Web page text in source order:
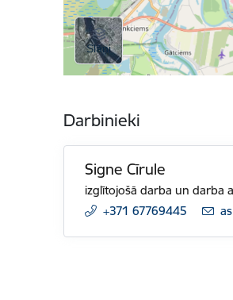
Darbinieki
Signe Cīrule
izglītojošā darba un darba
+371 67769445